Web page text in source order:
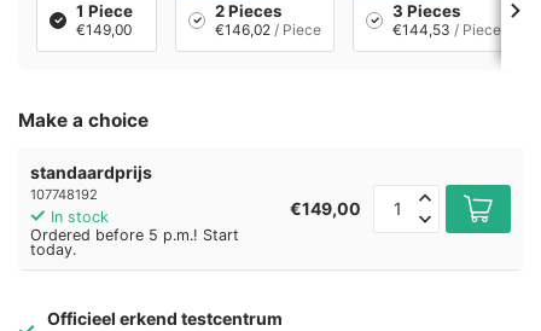
1 Piece
€149,00
2 Pieces
€146,02 / Piece
3 Pieces
€144,53 / Piece
Make a choice
standaardprijs
107748192
In stock
Ordered before 5 p.m.! Start
today.
€149,00
Officieel erkend testcentrum